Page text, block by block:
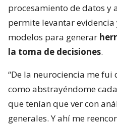
procesamiento de datos y
permite levantar
modelos para generar
la toma de decisiones.
“De la neurociencia me
como abstrayéndome
que tenían que ver con
generales. Y ahí me